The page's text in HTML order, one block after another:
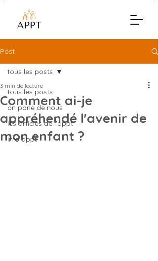
Post
tous les posts
on parle de nous
les articles de l'appt
info appt
tous les posts
Comment ai-je
appréhendé l'avenir de
mon enfant ?
3 min de lecture